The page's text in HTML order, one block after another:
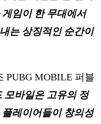
임이 한 무대에서
는 상징적인 순간이
PUBG MOBILE 퍼블
모바일은 고유의 정
레이어들이 창의성